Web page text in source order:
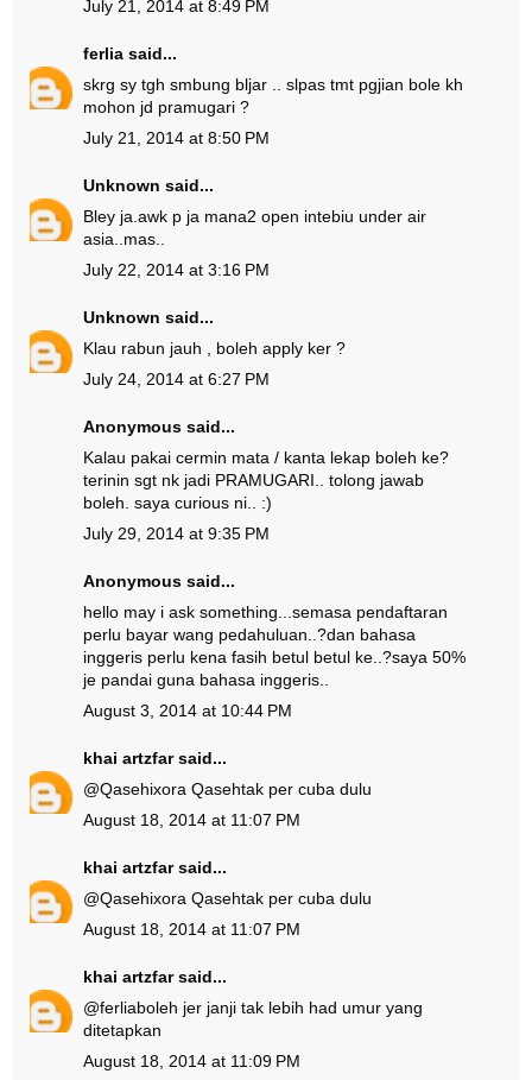
July 21, 2014 at 8:49 PM
ferlia said...
skrg sy tgh smbung bljar .. slpas tmt pgjian bole kh
mohon jd pramugari ?
July 21, 2014 at 8:50 PM
Unknown said...
Bley ja.awk p ja mana2 open intebiu under air
asia..mas..
July 22, 2014 at 3:16 PM
Unknown said...
Klau rabun jauh , boleh apply ker ?
July 24, 2014 at 6:27 PM
Anonymous said...
Kalau pakai cermin mata / kanta lekap boleh ke?
terinin sgt nk jadi PRAMUGARI.. tolong jawab
boleh. saya curious ni.. :)
July 29, 2014 at 9:35 PM
Anonymous said...
hello may i ask something...semasa pendaftaran
perlu bayar wang pedahuluan..?dan bahasa
inggeris perlu kena fasih betul betul ke..?saya 50%
je pandai guna bahasa inggeris..
August 3, 2014 at 10:44 PM
khai artzfarsaid...
@Qasehixora Qasehtak per cuba dulu
August 18, 2014 at 11:07 PM
khai artzfarsaid...
@Qasehixora Qasehtak per cuba dulu
August 18, 2014 at 11:07 PM
khai artzfarsaid...
@ferliaboleh jer janji tak lebih had umur yang
ditetapkan
August 18, 2014 at 11:09 PM